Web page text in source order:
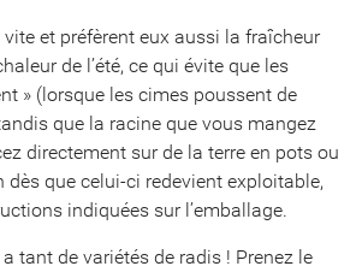
et préfèrent eux aussi la fraîcheur
de l’été, ce qui évite que les
» (lorsque les cimes poussent de
que la racine que vous mangez
directement sur de la terre en pots ou
dès que celui-ci redevient exploitable,
indiquées sur l’emballage.
a tant de variétés de radis ! Prenez le